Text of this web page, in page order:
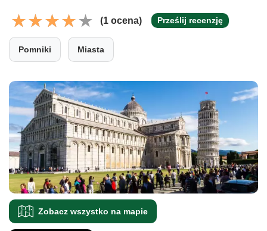
(1 ocena) Prześlij recenzję
Pomniki Miasta
Zobacz wszystko na mapie